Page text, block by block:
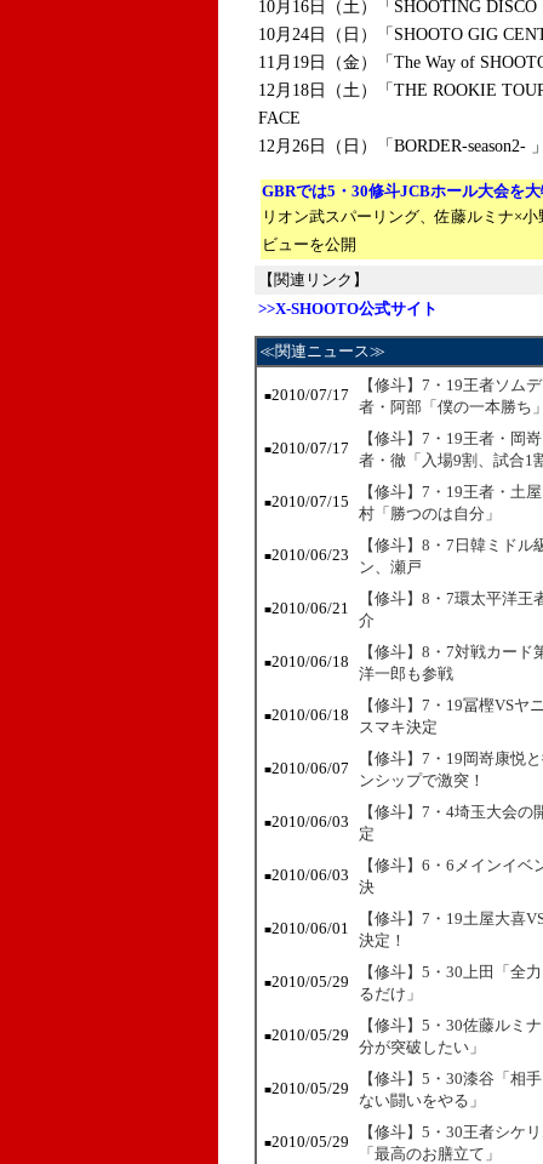
10月16日（土）「SHOOTING
10月24日（日）「SHOOTO GIG
11月19日（金）「The Way of
12月18日（土）「THE ROOKIE
FACE
12月26日（日）「BORDER-season2-
GBRでは5・30修斗JCBホール大会を
リオン武スパーリング、佐藤ルミナ×
ビューを公開
【関連リンク】
>>X-SHOOTO公式サイト
≪関連ニュース≫
■2010/07/17
【修斗】7・19王者ソム
者・阿部「僕の一本勝ち
■2010/07/17
【修斗】7・19王者・岡
者・徹「入場9割、試合1
■2010/07/15
【修斗】7・19王者・土
村「勝つのは自分」
■2010/06/23
【修斗】8・7日韓ミド
ン、瀬戸
■2010/06/21
【修斗】8・7環太平洋
介
■2010/06/18
【修斗】8・7対戦カー
洋一郎も参戦
■2010/06/18
【修斗】7・19冨樫VS
スマキ決定
■2010/06/07
【修斗】7・19岡嵜康悦
ンシップで激突！
■2010/06/03
【修斗】7・4埼玉大会
定
■2010/06/03
【修斗】6・6メインイ
決
■2010/06/01
【修斗】7・19土屋大喜
決定！
■2010/05/29
【修斗】5・30上田「全
るだけ」
■2010/05/29
【修斗】5・30佐藤ルミ
分が突破したい」
■2010/05/29
【修斗】5・30漆谷「相
ない闘いをやる」
■2010/05/29
【修斗】5・30王者シケ
「最高のお膳立て」